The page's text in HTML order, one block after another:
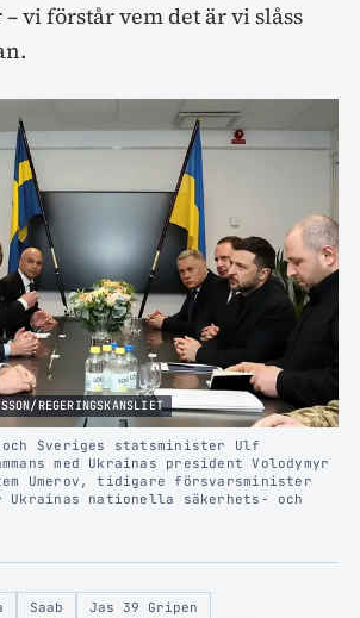
vi förstår vem det är vi slåss
REGERINGSKANSLIET
och Sveriges statsminister Ulf
med Ukrainas president Volodymyr
Umerov, tidigare försvarsminister
nationella säkerhets- och
Saab
Jas 39 Gripen